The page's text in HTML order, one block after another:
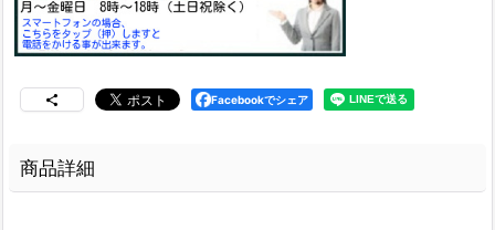
Facebookでシェア
商品詳細